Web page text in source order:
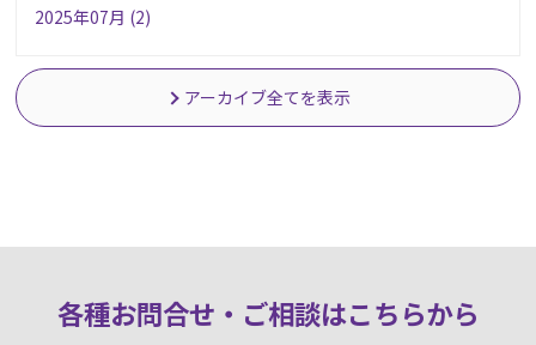
2025年07月 (2)
アーカイブ全てを表示
各種お問合せ・ご相談はこちらから